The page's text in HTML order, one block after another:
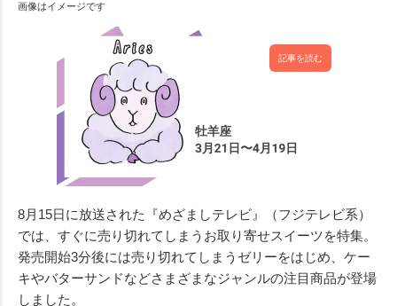
画像はイメージです
記事を読む
8月15日に放送された『めざましテレビ』（フジテレビ系）
では、すぐに売り切れてしまうお取り寄せスイーツを特集。
発売開始3分後には売り切れてしまうゼリーをはじめ、ケー
キやバターサンドなどさまざまなジャンルの注目商品が登場
しました。